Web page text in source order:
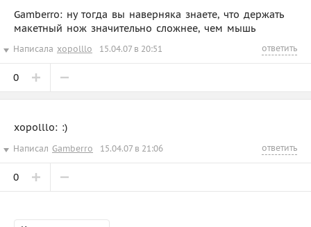
Gamberro: ну тогда вы наверняка знаете, что держать
макетный нож значительно сложнее, чем мышь
Написала xopolllo 15.04.07 в 20:51 ответить
0
xopolllo: :)
Написал Gamberro 15.04.07 в 21:06 ответить
0